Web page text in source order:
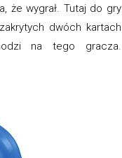
że wygrał. Tutaj do gry
dwóch kartach
na tego gracza.